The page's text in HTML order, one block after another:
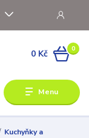
Menu
0
0 Kč
Kuchyňky a